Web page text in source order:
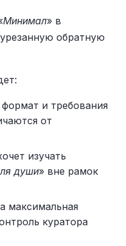
Минимал» в
обратную
и требования
от
изучать
души» вне рамок
максимальная
куратора